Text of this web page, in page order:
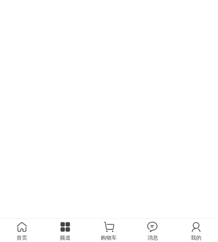
首页 频道 购物车 消息 我的